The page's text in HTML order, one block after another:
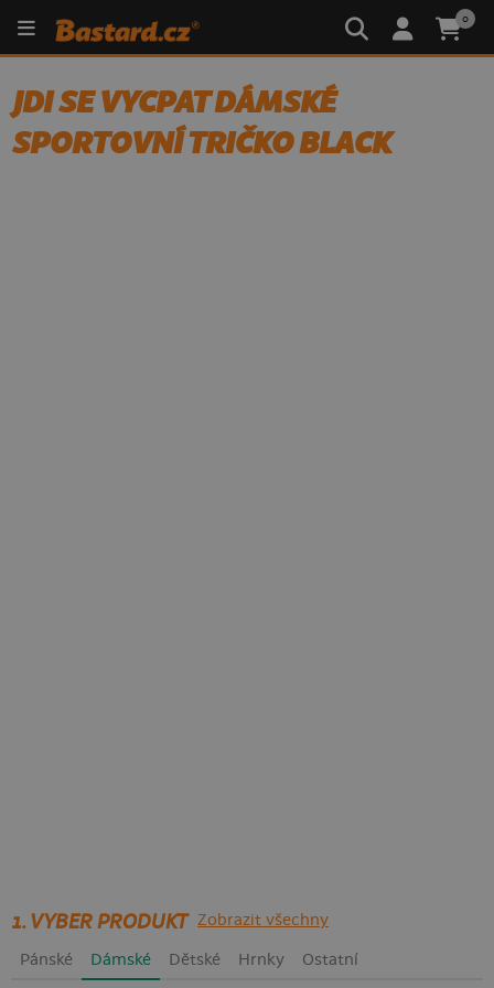
0
JDI SE VYCPAT DÁMSKÉ
SPORTOVNÍ TRIČKO BLACK
1. VYBER PRODUKT Zobrazit všechny
Pánské Dámské Dětské Hrnky Ostatní